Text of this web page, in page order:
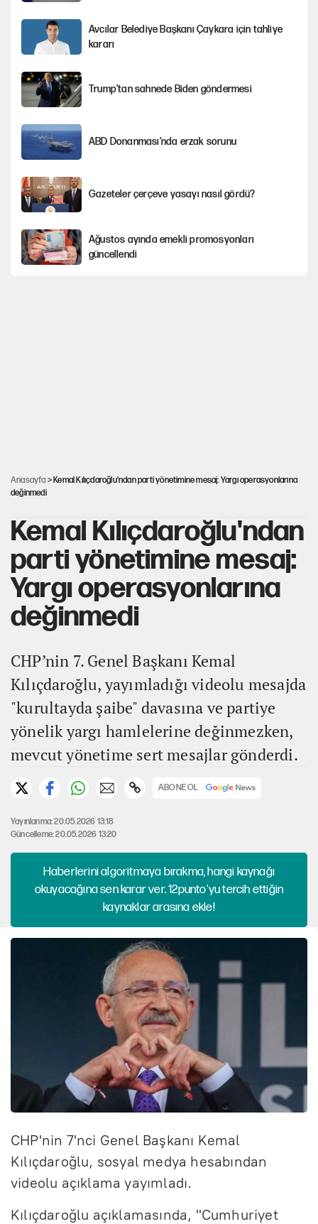
Avcılar Belediye Başkanı Çaykara için tahliye
kararı
Trump’tan sahnede Biden göndermesi
ABD Donanması’nda erzak sorunu
Gazeteler çerçeve yasayı nasıl gördü?
Ağustos ayında emekli promosyonları
güncellendi
Anasayfa > Kemal Kılıçdaroğlu'ndan parti yönetimine mesaj: Yargı operasyonlarına
değinmedi
Kemal Kılıçdaroğlu'ndan
parti yönetimine mesaj:
Yargı operasyonlarına
değinmedi
CHP’nin 7. Genel Başkanı Kemal
Kılıçdaroğlu, yayımladığı videolu mesajda
"kurultayda şaibe" davasına ve partiye
yönelik yargı hamlelerine değinmezken,
mevcut yönetime sert mesajlar gönderdi.
ABONE OL
Yayınlanma: 20.05.2026 13:18
Güncelleme: 20.05.2026 13:20
Haberlerini algoritmaya bırakma, hangi kaynağı
okuyacağına sen karar ver. 12punto'yu tercih ettiğin
kaynaklar arasına ekle!
CHP'nin 7'nci Genel Başkanı Kemal
Kılıçdaroğlu, sosyal medya hesabından
videolu açıklama yayımladı.
Kılıçdaroğlu açıklamasında, "Cumhuriyet